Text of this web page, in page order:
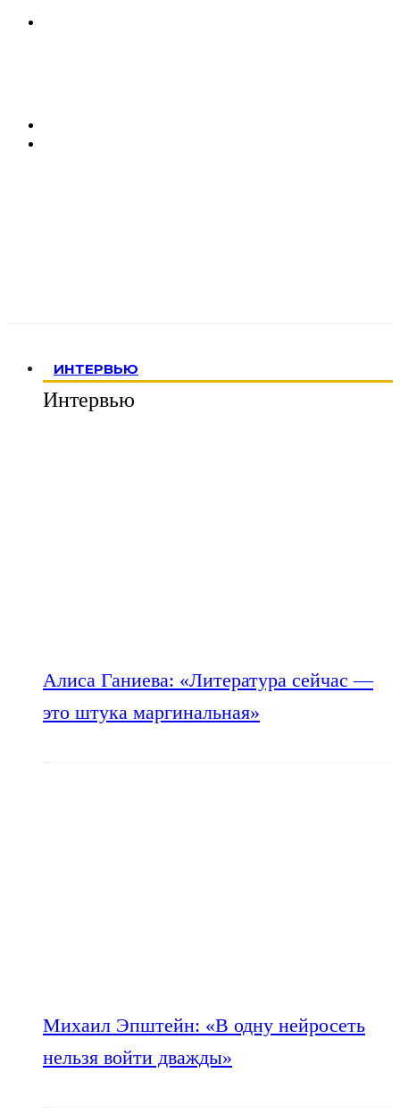
ИНТЕРВЬЮ
Интервью
Алиса Ганиева: «Литература сейчас —
это штука маргинальная»
Михаил Эпштейн: «В одну нейросеть
нельзя войти дважды»